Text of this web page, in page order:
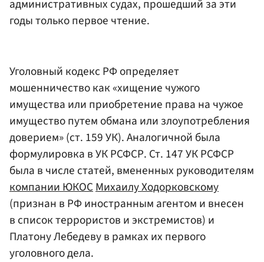
административных судах, прошедший за эти
годы только первое чтение.
Уголовный кодекс РФ определяет
мошенничество как «хищение чужого
имущества или приобретение права на чужое
имущество путем обмана или злоупотребления
доверием» (ст. 159 УК). Аналогичной была
формулировка в УК РСФСР. Ст. 147 УК РСФСР
была в числе статей, вмененных руководителям
компании ЮКОСМихаилу Ходорковскому
(признан в РФ иностранным агентом и внесен
в список террористов и экстремистов) и
Платону Лебедеву в рамках их первого
уголовного дела.